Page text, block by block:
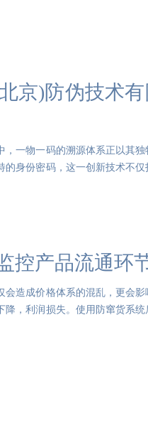
京)防伪技术
，一物一码的溯源体系正以其
的身份密码，这一创新技术不
控产品流通环
会造成价格体系的混乱，更会
降，利润损失。使用防窜货系